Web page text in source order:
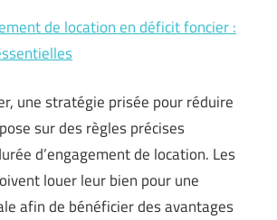
de location en déficit foncier :
une stratégie prisée pour réduire
sur des règles précises
d’engagement de location. Les
louer leur bien pour une
afin de bénéficier des avantages